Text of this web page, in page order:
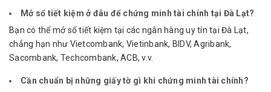
Mở sổ tiết kiệm ở đâu để chứng minh tài chính tại Đà Lạt?
Bạn có thể mở sổ tiết kiệm tại các ngân hàng uy tín tại Đà Lạt,
chẳng hạn như Vietcombank, Vietinbank, BIDV, Agribank,
Sacombank, Techcombank, ACB, v.v.
Cần chuẩn bị những giấy tờ gì khi chứng minh tài chính?